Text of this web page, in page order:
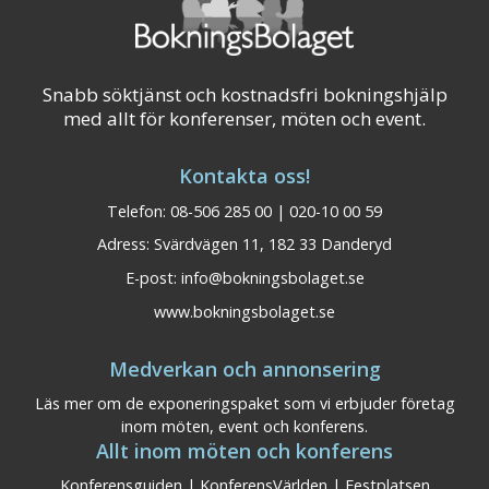
Snabb söktjänst och kostnadsfri bokningshjälp
med allt för konferenser, möten och event.
Kontakta oss!
Telefon: 08-506 285 00 | 020-10 00 59
Adress: Svärdvägen 11, 182 33 Danderyd
E-post: info@bokningsbolaget.se
www.bokningsbolaget.se
Medverkan och annonsering
Läs mer om de exponeringspaket som vi erbjuder företag
inom möten, event och konferens.
Allt inom möten och konferens